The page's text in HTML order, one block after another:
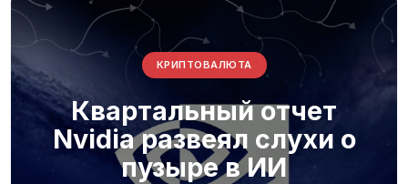
КРИПТОВАЛЮТА
Квартальный отчет
Nvidia развеял слухи о
пузыре в ИИ